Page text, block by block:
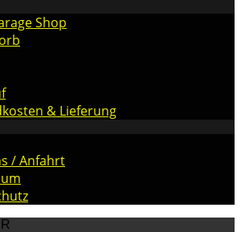
Shop
& Lieferung
/ Anfahrt